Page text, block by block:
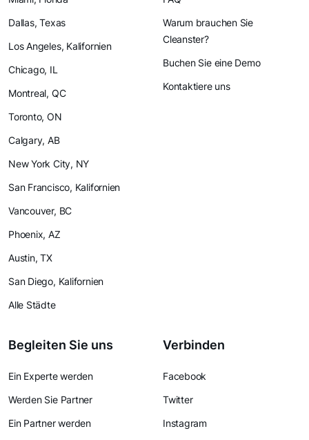
Dallas, Texas
Los Angeles, Kalifornien
Chicago, IL
Montreal, QC
Toronto, ON
Calgary, AB
New York City, NY
San Francisco, Kalifornien
Vancouver, BC
Phoenix, AZ
Austin, TX
San Diego, Kalifornien
Alle Städte
Warum brauchen Sie
Cleanster?
Buchen Sie eine Demo
Kontaktiere uns
Begleiten Sie uns
Ein Experte werden
Werden Sie Partner
Ein Partner werden
Verbinden
Facebook
Twitter
Instagram